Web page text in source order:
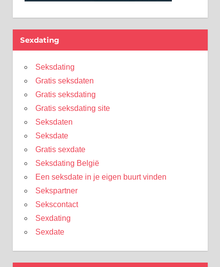
Sexdating
Seksdating
Gratis seksdaten
Gratis seksdating
Gratis seksdating site
Seksdaten
Seksdate
Gratis sexdate
Seksdating België
Een seksdate in je eigen buurt vinden
Sekspartner
Sekscontact
Sexdating
Sexdate